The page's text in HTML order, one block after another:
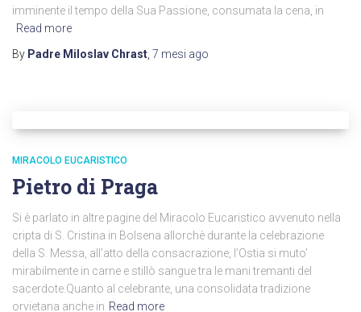
imminente il tempo della Sua Passione, consumata la cena, in
Read more
By Padre Miloslav Chrast 7 mesi ago
MIRACOLO EUCARISTICO
Pietro di Praga
Si è parlato in altre pagine del Miracolo Eucaristico avvenuto nella
cripta di S. Cristina in Bolsena allorchè durante la celebrazione
della S. Messa, all’atto della consacrazione, l’Ostia si muto’
mirabilmente in carne e stillò sangue tra le mani tremanti del
sacerdote.Quanto al celebrante, una consolidata tradizione
orvietana anche in Read more